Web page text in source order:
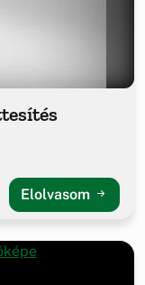
Elolvasom